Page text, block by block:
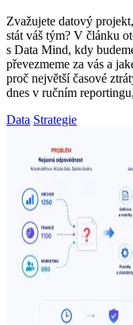
Zvažujete datový
stát váš tým? V článku
s Data Mind, kdy
převezmeme za vás a
proč největší časové
dnes v ručním
Data Strategie